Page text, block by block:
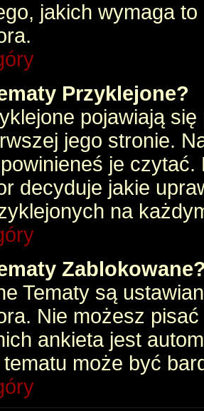
jakich wymaga
Przyklejone?
pojawiają
jego stronie.
je czytać.
decyduje jakie
na
Tematy są
Nie możesz
ankieta jest
może być